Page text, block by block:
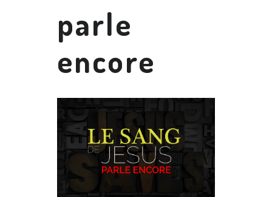
parle
encore